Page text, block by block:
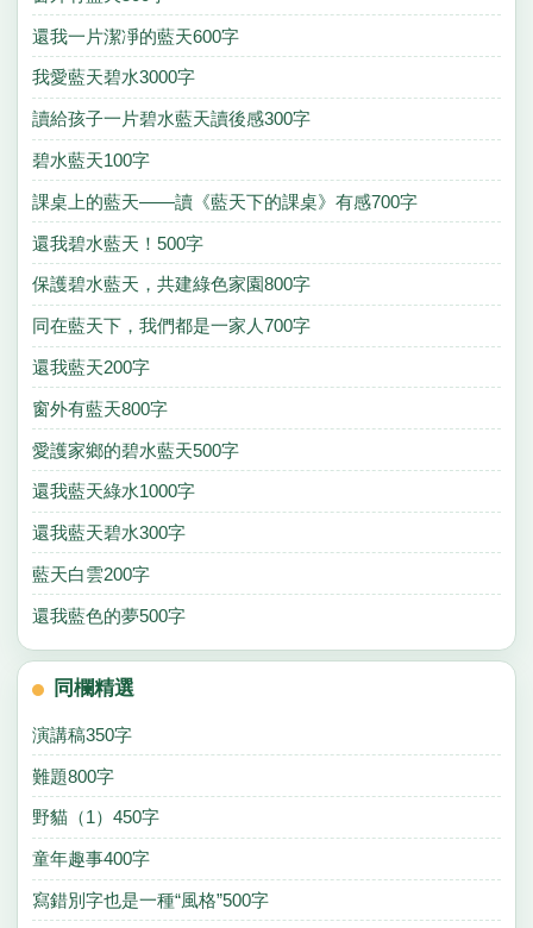
還我一片潔凈的藍天600字
我愛藍天碧水3000字
讀給孩子一片碧水藍天讀後感300字
碧水藍天100字
課桌上的藍天——讀《藍天下的課桌》有感700字
還我碧水藍天！500字
保護碧水藍天，共建綠色家園800字
同在藍天下，我們都是一家人700字
還我藍天200字
窗外有藍天800字
愛護家鄉的碧水藍天500字
還我藍天綠水1000字
還我藍天碧水300字
藍天白雲200字
還我藍色的夢500字
同欄精選
演講稿350字
難題800字
野貓（1）450字
童年趣事400字
寫錯別字也是一種“風格”500字